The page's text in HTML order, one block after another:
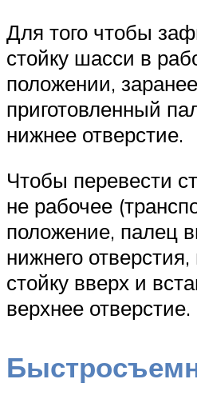
Для того чтобы
стойку шасси в
положении, заранее
приготовленный
нижнее отверстие.
Чтобы перевести
не рабочее
положение, палец
нижнего
стойку вверх и
верхнее отверстие.